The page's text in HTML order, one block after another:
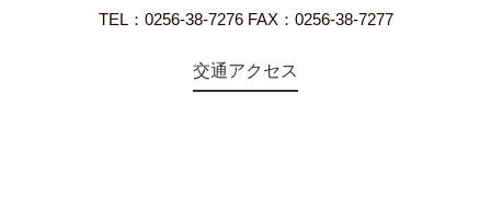
TEL：0256-38-7276 FAX：0256-38-7277
交通アクセス